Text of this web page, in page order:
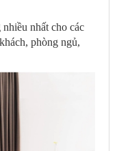
nhất cho các
phòng ngủ,